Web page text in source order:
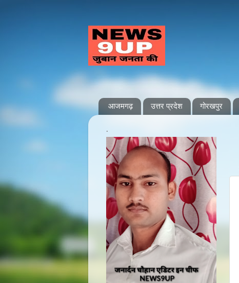
आजमगढ़ उत्तर प्रदेश गोरखपुर
.